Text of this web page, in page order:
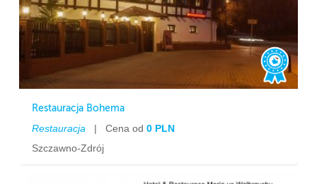
Restauracja Bohema
Restauracja | Cena od0 PLN
Szczawno-Zdrój